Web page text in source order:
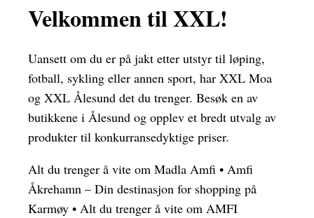
Velkommen til XXL!
Uansett om du er på jakt etter utstyr til løping,
fotball, sykling eller annen sport, har XXL Moa
og XXL Ålesund det du trenger. Besøk en av
butikkene i Ålesund og opplev et bredt utvalg av
produkter til konkurransedyktige priser.
Alt du trenger å vite om Madla Amfi • Amfi
Åkrehamn – Din destinasjon for shopping på
Karmøy • Alt du trenger å vite om AMFI